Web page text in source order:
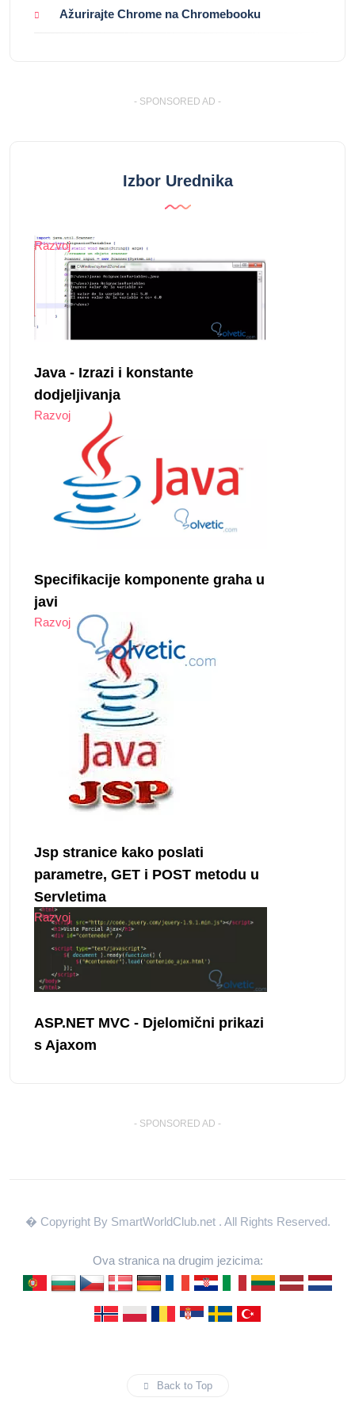
Ažurirajte Chrome na Chromebooku
- SPONSORED AD -
Izbor Urednika
Razvoj
Java - Izrazi i konstante
dodjeljivanja
Razvoj
Specifikacije komponente graha u
javi
Razvoj
Jsp stranice kako poslati
parametre, GET i POST metodu u
Servletima
Razvoj
ASP.NET MVC - Djelomični prikazi
s Ajaxom
- SPONSORED AD -
� Copyright By SmartWorldClub.net . All Rights Reserved.
Ova stranica na drugim jezicima:
Back to Top